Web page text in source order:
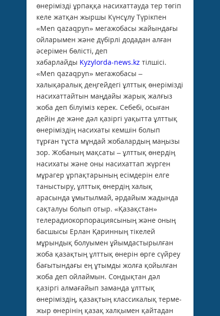
өнерімізді ұрпаққа насихаттауда тер төгіп
келе жатқан жыршы Күнсұлу Түрікпен
«Men qazaqpyn» мегажобасы жайындағы
ойларымен және дүбірлі додадан алған
әсерімен бөлісті, деп
хабарлайды Kyzylorda-news.kz тілшісі.
«Men qazaqpyn» мегажобасы –
халықаралық деңгейдегі ұлттық өнерімізді
насихаттайтын маңдайы жарық жалғыз
жоба деп білуіміз керек. Себебі, осыған
дейін де және дәл қазіргі уақытта ұлттық
өнеріміздің насихаты кемшін болып
тұрған тұста мұндай жобалардың маңызы
зор. Жобаның мақсаты – ұлттық өнердің
насихаты және оны насихаттап жүрген
мұрагер ұрпақтарының есімдерін елге
таныстыру, ұлттық өнердің халық
арасында ұмытылмай, әрдайым жадында
сақталуы болып отыр. «Қазақстан»
телерадиокорпорациясының және оның
басшысы Ерлан Қаринның тікелей
мұрындық болуымен ұйымдастырылған
жоба қазақтың ұлттық өнерін өрге сүйреу
бағытындағы ең ұтымды жолға қойылған
жоба деп ойлаймын. Сондықтан дәл
қазіргі алмағайып заманда ұлттық
өнеріміздің, қазақтың классикалық терме-
жыр өнерінің қазақ халқымен қайтадан